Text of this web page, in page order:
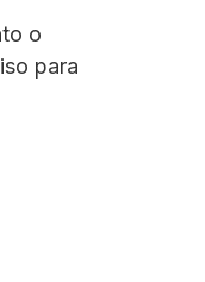
o
para